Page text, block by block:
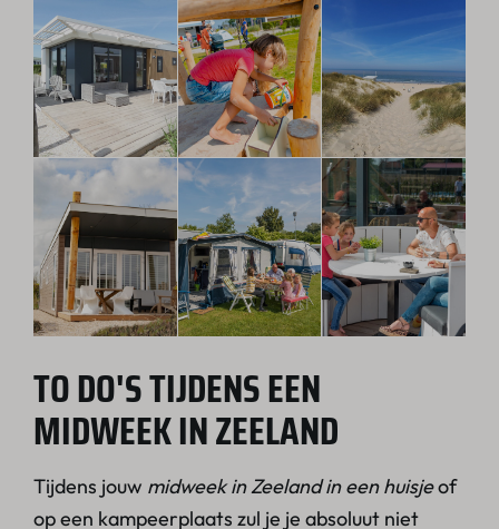
TO DO'S TIJDENS EEN
MIDWEEK IN ZEELAND
Tijdens jouw midweek in Zeeland in een huisjeof
op een kampeerplaats zul je je absoluut niet